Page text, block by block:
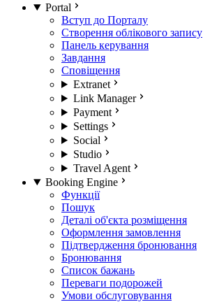
Portal
Вступ до Порталу
Створення облікового запису
Панель керування
Завдання
Сповіщення
Extranet
Link Manager
Payment
Settings
Social
Studio
Travel Agent
Booking Engine
Функції
Пошук
Деталі об'єкта розміщення
Оформлення замовлення
Підтвердження бронювання
Бронювання
Список бажань
Переваги подорожей
Умови обслуговування